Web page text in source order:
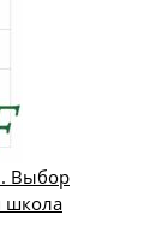
Выбор
школа